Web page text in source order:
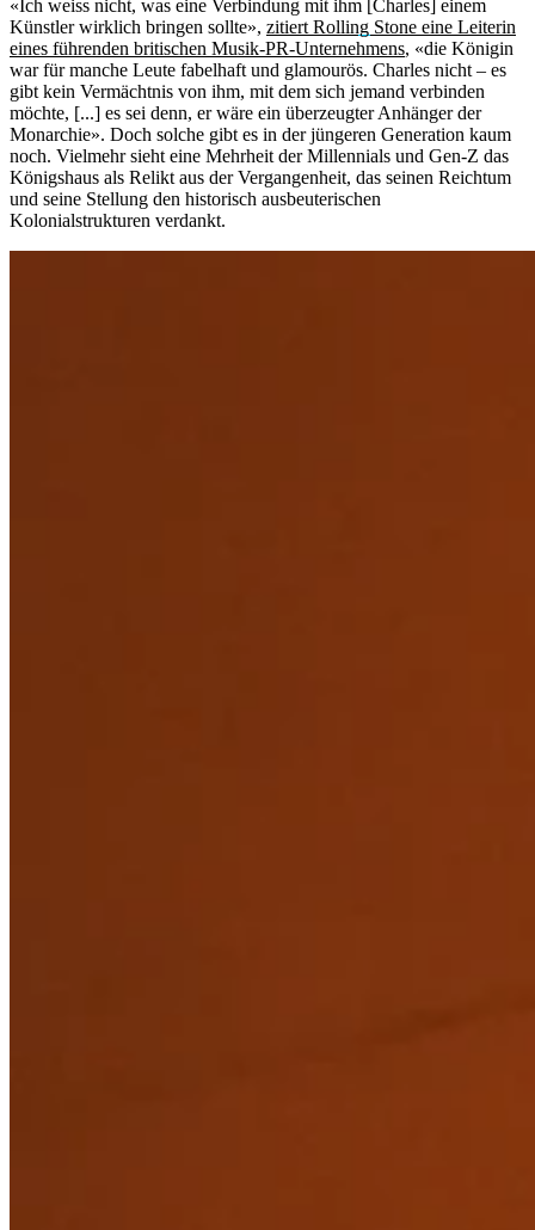
«Ich weiss nicht, was eine Verbindung mit ihm [Charles] einem
Künstler wirklich bringen sollte», zitiert Rolling Stone eine Leiterin
eines führenden britischen Musik-PR-Unternehmens, «die Königin
war für manche Leute fabelhaft und glamourös. Charles nicht – es
gibt kein Vermächtnis von ihm, mit dem sich jemand verbinden
möchte, [...] es sei denn, er wäre ein überzeugter Anhänger der
Monarchie». Doch solche gibt es in der jüngeren Generation kaum
noch. Vielmehr sieht eine Mehrheit der Millennials und Gen-Z das
Königshaus als Relikt aus der Vergangenheit, das seinen Reichtum
und seine Stellung den historisch ausbeuterischen
Kolonialstrukturen verdankt.